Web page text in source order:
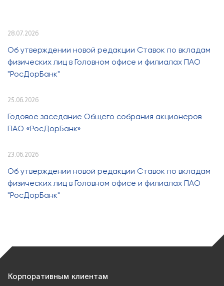
28.07.2026
Об утверждении новой редакции Ставок по вкладам
физических лиц в Головном офисе и филиалах ПАО
"РосДорБанк"
25.06.2026
Годовое заседание Общего собрания акционеров
ПАО «РосДорБанк»
23.06.2026
Об утверждении новой редакции Ставок по вкладам
физических лиц в Головном офисе и филиалах ПАО
"РосДорБанк"
Корпоративным клиентам